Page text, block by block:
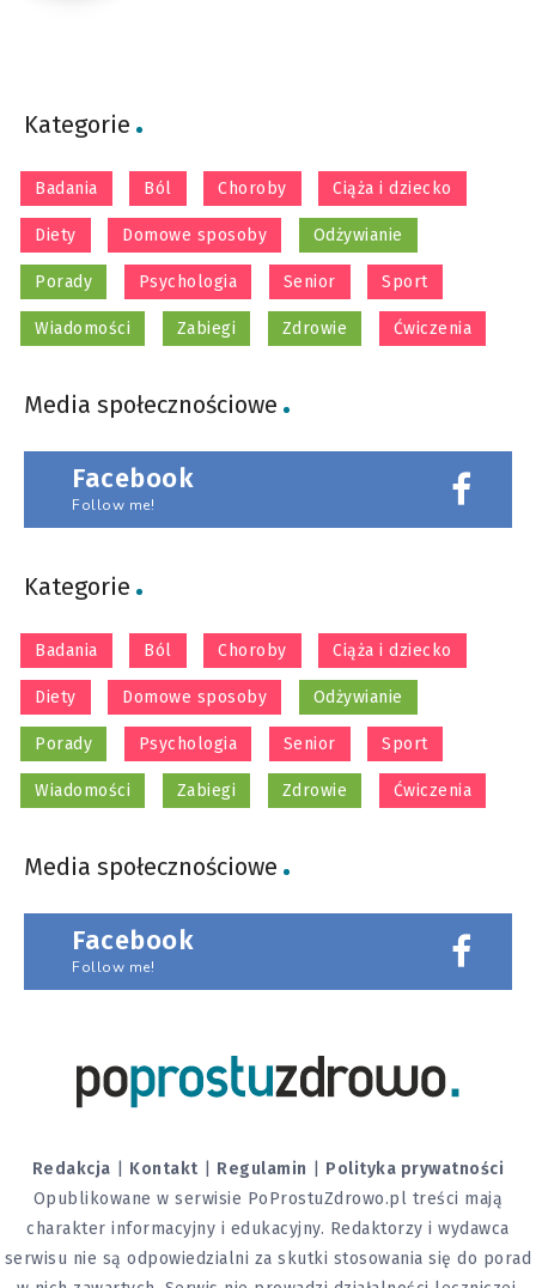
Kategorie
Badania Ból Choroby Ciąża i dziecko
Diety Domowe sposoby Odżywianie
Porady Psychologia Senior Sport
Wiadomości Zabiegi Zdrowie Ćwiczenia
Media społecznościowe
Facebook
Follow me!
Kategorie
Badania Ból Choroby Ciąża i dziecko
Diety Domowe sposoby Odżywianie
Porady Psychologia Senior Sport
Wiadomości Zabiegi Zdrowie Ćwiczenia
Media społecznościowe
Facebook
Follow me!
Redakcja Kontakt Regulamin
Polityka prywatności
Opublikowane w serwisie PoProstuZdrowo.pl treści mają
charakter informacyjny i edukacyjny. Redaktorzy i wydawca
serwisu nie są odpowiedzialni za skutki stosowania się do porad